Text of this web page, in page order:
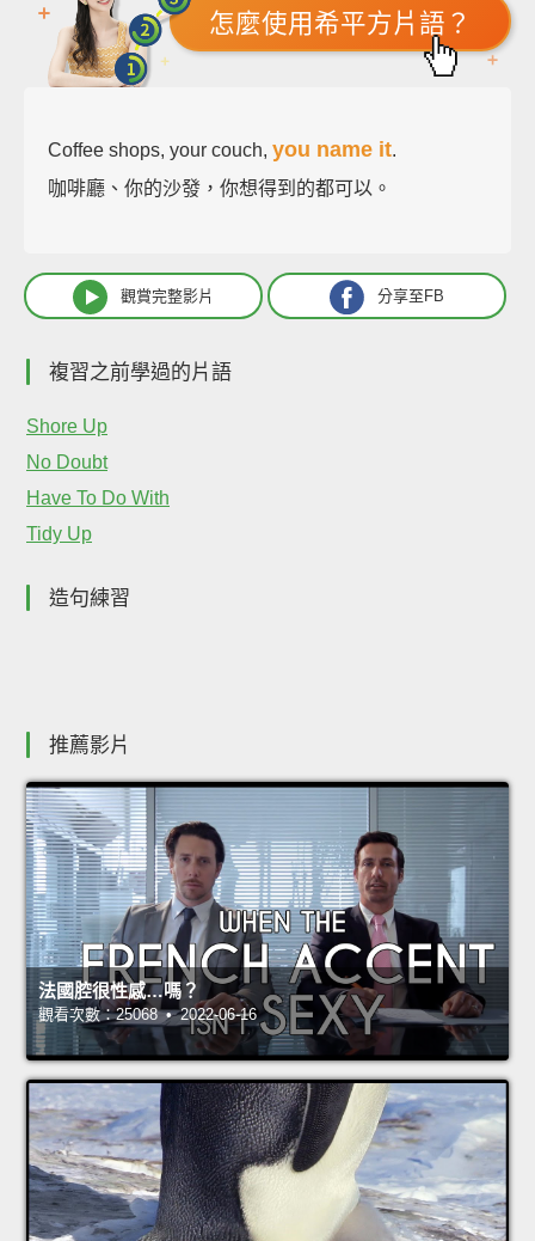
怎麼使用希平方片語？
Coffee shops, your couch, you name it.
咖啡廳、你的沙發，你想得到的都可以。
觀賞完整影片 分享至FB
複習之前學過的片語
Shore Up
No Doubt
Have To Do With
Tidy Up
造句練習
推薦影片
法國腔很性感…嗎？
觀看次數：25068 • 2022-06-16